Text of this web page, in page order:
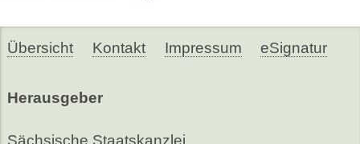
Übersicht Kontakt Impressum eSignatur
Herausgeber
Sächsische Staatskanzlei